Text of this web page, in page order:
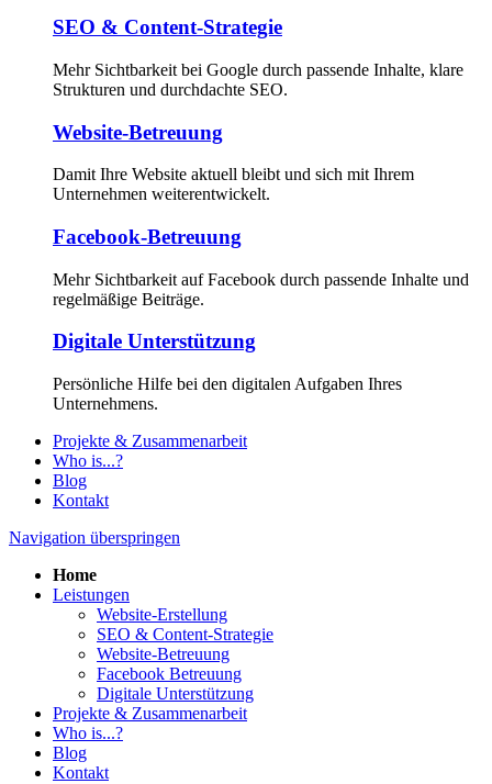
SEO & Content-Strategie
Mehr Sichtbarkeit bei Google durch passende Inhalte, klare
Strukturen und durchdachte SEO.
Website-Betreuung
Damit Ihre Website aktuell bleibt und sich mit Ihrem
Unternehmen weiterentwickelt.
Facebook-Betreuung
Mehr Sichtbarkeit auf Facebook durch passende Inhalte und
regelmäßige Beiträge.
Digitale Unterstützung
Persönliche Hilfe bei den digitalen Aufgaben Ihres
Unternehmens.
Projekte & Zusammenarbeit
Who is...?
Blog
Kontakt
Navigation überspringen
Home
Leistungen
Website-Erstellung
SEO & Content-Strategie
Website-Betreuung
Facebook Betreuung
Digitale Unterstützung
Projekte & Zusammenarbeit
Who is...?
Blog
Kontakt